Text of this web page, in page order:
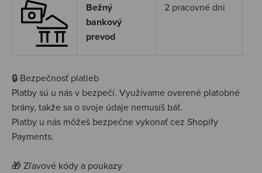
Bežný
bankový
prevod
2 pracovné dni
🔒 Bezpečnosť platieb
Platby sú u nás v bezpečí. Využívame overené platobné
brány, takže sa o svoje údaje nemusíš báť.
Platby u nás môžeš bezpečne vykonať cez Shopify
Payments.
🎁 Zľavové kódy a poukazy